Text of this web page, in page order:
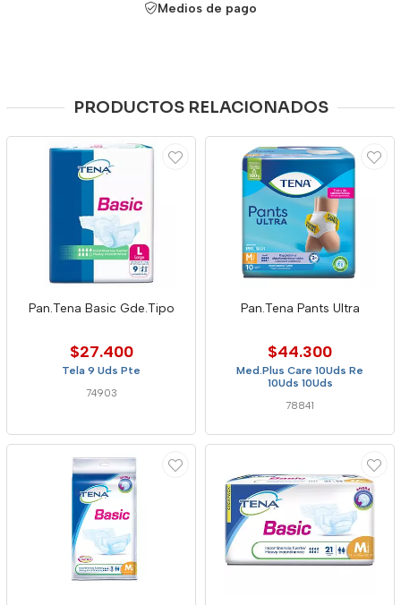
Medios de pago
PRODUCTOS RELACIONADOS
Pan.Tena Basic Gde.Tipo
$27.400
Tela 9 Uds Pte
74903
Pan.Tena Pants Ultra
$44.300
Med.Plus Care 10Uds Re
10Uds 10Uds
78841